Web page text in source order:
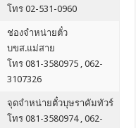
โทร 02-531-0960
ช่องจำหน่ายตั๋ว
บขส.แม่สาย
โทร 081-3580975 , 062-
3107326
จุดจำหน่ายตั๋วบุษราคัมทัวร์
โทร 081-3580974 , 062-